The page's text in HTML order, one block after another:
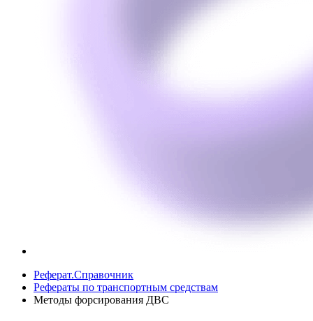
Реферат.Справочник
Рефераты по транспортным средствам
Методы форсирования ДВС